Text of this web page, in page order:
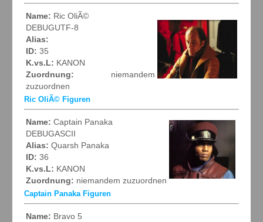
Name: Ric OliÃ©
DEBUGUTF-8
Alias:
ID: 35
K.vs.L: KANON
Zuordnung: niemandem
zuzuordnen
Ric OliÃ© Figuren
Name: Captain Panaka
DEBUGASCII
Alias: Quarsh Panaka
ID: 36
K.vs.L: KANON
Zuordnung: niemandem zuzuordnen
Captain Panaka Figuren
Name: Bravo 5